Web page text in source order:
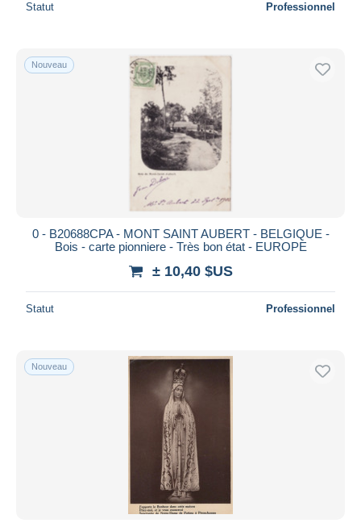
Statut Professionnel
Nouveau
0 - B20688CPA - MONT SAINT AUBERT - BELGIQUE -
Bois - carte pionniere - Très bon état - EUROPE
± 10,40 $US
Statut Professionnel
Nouveau